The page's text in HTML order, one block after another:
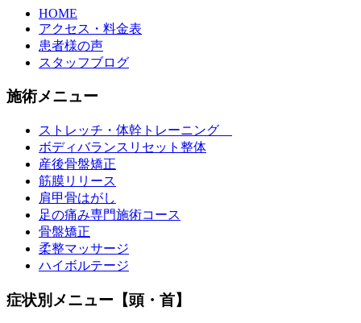
HOME
アクセス・料金表
患者様の声
スタッフブログ
施術メニュー
ストレッチ・体幹トレーニング
ボディバランスリセット整体
産後骨盤矯正
筋膜リリース
肩甲骨はがし
足の痛み専門施術コース
骨盤矯正
柔整マッサージ
ハイボルテージ
症状別メニュー【頭・首】